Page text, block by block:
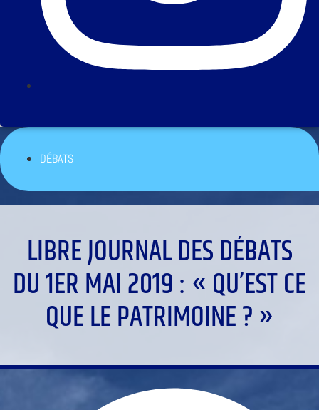
DÉBATS
LIBRE JOURNAL DES DÉBATS
DU 1ER MAI 2019 : « QU’EST CE
QUE LE PATRIMOINE ? »